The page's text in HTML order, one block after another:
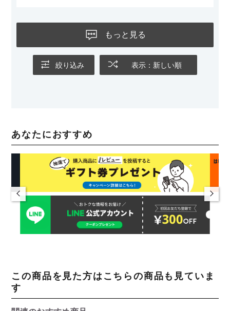
もっと見る
絞り込み 表示：新しい順
あなたにおすすめ
この商品を見た方はこちらの商品も見ていま
す